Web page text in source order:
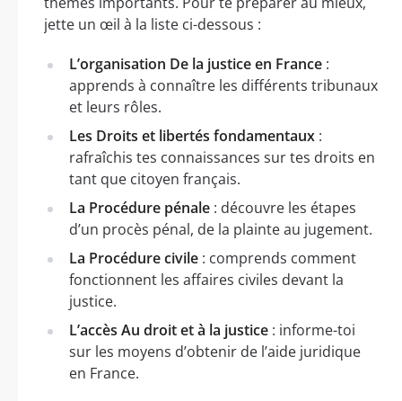
jette un œil à la liste ci-dessous :
L’organisation De la justice en France :
apprends à connaître les différents tribunaux
et leurs rôles.
Les Droits et libertés fondamentaux :
rafraîchis tes connaissances sur tes droits en
tant que citoyen français.
La Procédure pénale : découvre les étapes
d’un procès pénal, de la plainte au jugement.
La Procédure civile : comprends comment
fonctionnent les affaires civiles devant la
justice.
L’accès Au droit et à la justice : informe-toi
sur les moyens d’obtenir de l’aide juridique
en France.